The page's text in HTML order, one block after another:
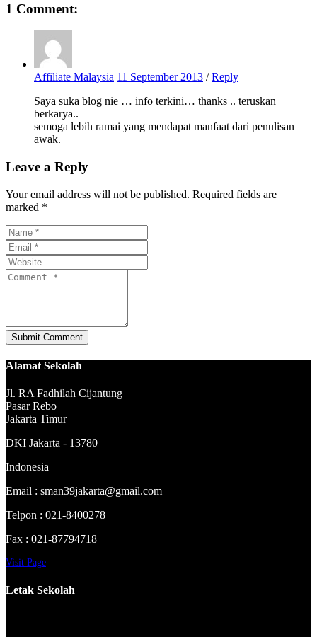
1 Comment:
Affiliate Malaysia 11 September 2013 /Reply
Saya suka blog nie … info terkini… thanks .. teruskan
berkarya..
semoga lebih ramai yang mendapat manfaat dari penulisan
awak.
Leave a Reply
Your email address will not be published. Required fields are
marked *
Alamat Sekolah
Jl. RA Fadhilah Cijantung
Pasar Rebo
Jakarta Timur
DKI Jakarta - 13780
Indonesia
Email : sman39jakarta@gmail.com
Telpon : 021-8400278
Fax : 021-87794718
Visit Page
Letak Sekolah